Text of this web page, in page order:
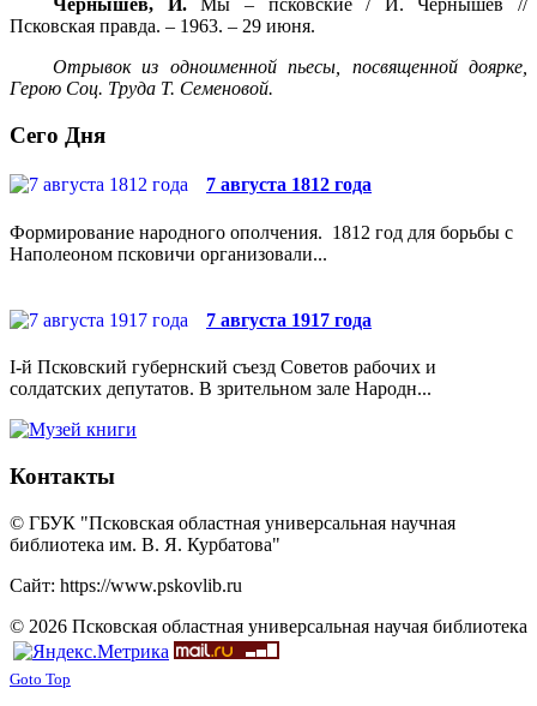
Чернышев, И.Мы – псковские / И. Чернышев //
Псковская правда. – 1963. – 29 июня.
Отрывок из одноименной пьесы, посвященной доярке,
Герою Соц. Труда Т. Семеновой.
Сего Дня
7 августа 1812 года
Формирование народного ополчения. 1812 год для борьбы с
Наполеоном псковичи организовали...
7 августа 1917 года
I-й Псковский губернский съезд Советов рабочих и
солдатских депутатов. В зрительном зале Народн...
Контакты
© ГБУК "Псковская областная универсальная научная
библиотека им. В. Я. Курбатова"
Сайт: https://www.pskovlib.ru
© 2026 Псковская областная универсальная научая библиотека
Goto Top